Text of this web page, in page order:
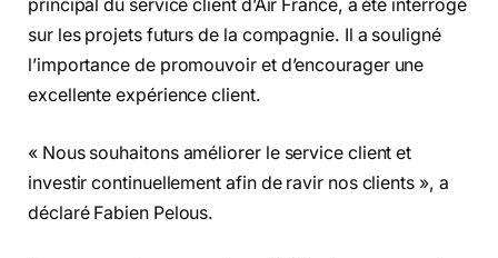
principal du service client d’Air France, a été interrogé
sur les projets futurs de la compagnie. Il a souligné
l’importance de promouvoir et d’encourager une
excellente expérience client.
« Nous souhaitons améliorer le service client et
investir continuellement afin de ravir nos clients », a
déclaré Fabien Pelous.